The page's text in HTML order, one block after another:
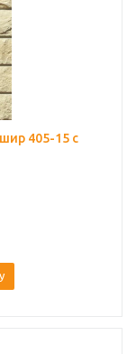
405-15 с